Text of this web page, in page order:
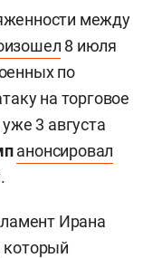
между
8 июля
по
на торговое
3 августа
анонсировал
Ирана
который